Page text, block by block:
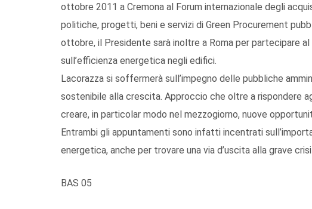
ottobre 2011 a Cremona al Forum internazionale degli
politiche, progetti, beni e servizi di Green Procurement
ottobre, il Presidente sarà inoltre a Roma per partecipare al
sull’efficienza energetica negli edifici.
Lacorazza si soffermerà sull’impegno delle pubbliche
sostenibile alla crescita. Approccio che oltre a rispondere
creare, in particolar modo nel mezzogiorno, nuove
Entrambi gli appuntamenti sono infatti incentrati
energetica, anche per trovare una via d’uscita alla grave
BAS 05